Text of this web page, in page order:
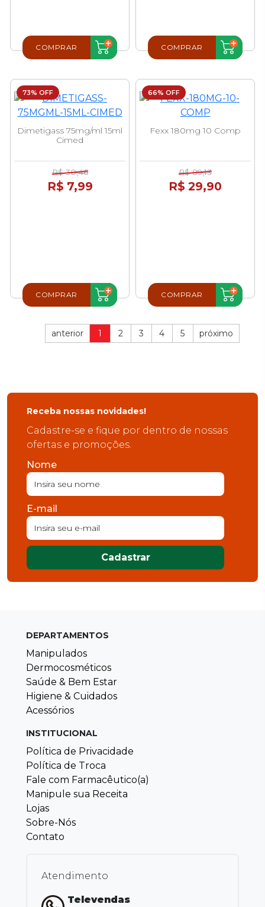
COMPRAR COMPRAR
73% OFF
Dimetigass 75mg/ml 15ml
Cimed
R$ 30,46
R$ 7,99
COMPRAR
66% OFF
Fexx 180mg 10 Comp
R$ 89,13
R$ 29,90
COMPRAR
anterior 1 2 3 4 5 próximo
Receba nossas novidades!
Cadastre-se e fique por dentro de nossas
ofertas e promoções.
Nome
E-mail
Cadastrar
DEPARTAMENTOS
Manipulados
Dermocosméticos
Saúde & Bem Estar
Higiene & Cuidados
Acessórios
INSTITUCIONAL
Política de Privacidade
Política de Troca
Fale com Farmacêutico(a)
Manipule sua Receita
Lojas
Sobre-Nós
Contato
Atendimento
Televendas